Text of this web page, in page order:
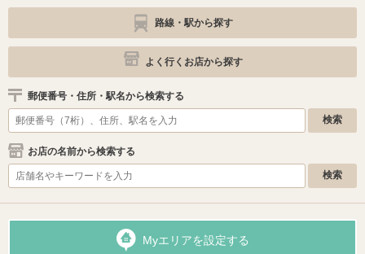
路線・駅から探す
よく行くお店から探す
郵便番号・住所・駅名から検索する
お店の名前から検索する
Myエリアを設定する